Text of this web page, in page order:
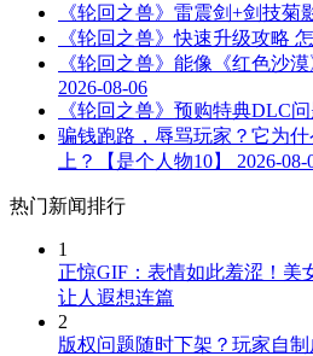
《轮回之兽》雷震剑+剑技菊
《轮回之兽》快速升级攻略
《轮回之兽》能像《红色沙
2026-08-06
《轮回之兽》预购特典DLC
骗钱跑路，辱骂玩家？它为
上？【是个人物10】
2026-08-
热门新闻排行
1
正惊GIF：表情如此羞涩！美
让人遐想连篇
2
版权问题随时下架？玩家自